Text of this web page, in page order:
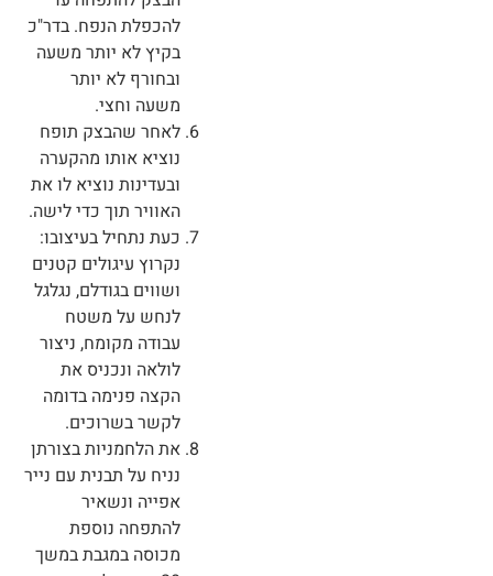
להכפלת הנפח. בדר"כ
בקיץ לא יותר משעה
ובחורף לא יותר
משעה וחצי.
לאחר שהבצק תופח
נוציא אותו מהקערה
ובעדינות נוציא לו את
האוויר תוך כדי לישה.
כעת נתחיל בעיצובו:
נקרוץ עיגולים קטנים
ושווים בגודלם, נגלגל
לנחש על משטח
עבודה מקומח, ניצור
לולאה ונכניס את
הקצה פנימה בדומה
לקשר בשרוכים.
את הלחמניות בצורתן
נניח על תבנית עם נייר
אפייה ונשאיר
להתפחה נוספת
מכוסה במגבת במשך